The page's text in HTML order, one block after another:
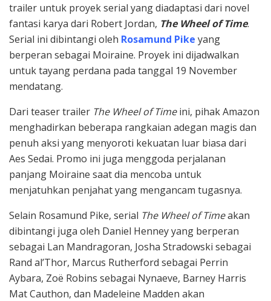
trailer untuk proyek serial yang diadaptasi dari novel
fantasi karya dari Robert Jordan, The Wheel of Time.
Serial ini dibintangi oleh Rosamund Pike yang
berperan sebagai Moiraine. Proyek ini dijadwalkan
untuk tayang perdana pada tanggal 19 November
mendatang.
Dari teaser trailer The Wheel of Timeini, pihak Amazon
menghadirkan beberapa rangkaian adegan magis dan
penuh aksi yang menyoroti kekuatan luar biasa dari
Aes Sedai. Promo ini juga menggoda perjalanan
panjang Moiraine saat dia mencoba untuk
menjatuhkan penjahat yang mengancam tugasnya.
Selain Rosamund Pike, serial The Wheel of Timeakan
dibintangi juga oleh Daniel Henney yang berperan
sebagai Lan Mandragoran, Josha Stradowski sebagai
Rand al’Thor, Marcus Rutherford sebagai Perrin
Aybara, Zoë Robins sebagai Nynaeve, Barney Harris
Mat Cauthon, dan Madeleine Madden akan